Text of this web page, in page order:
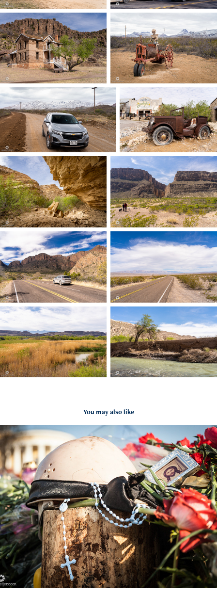
You may also like
Kiev - Oekraïne
2019